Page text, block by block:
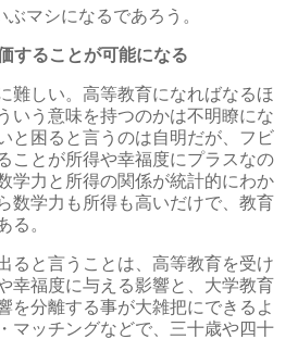
マシになるであろう。
することが可能になる
難しい。高等教育になればなるほ
いう意味を持つのかは不明瞭にな
と困ると言うのは自明だが、フビ
ことが所得や幸福度にプラスなの
学力と所得の関係が統計的にわか
数学力も所得も高いだけで、教育
る。
ると言うことは、高等教育を受け
幸福度に与える影響と、大学教育
を分離する事が大雑把にできるよ
マッチングなどで、三十歳や四十